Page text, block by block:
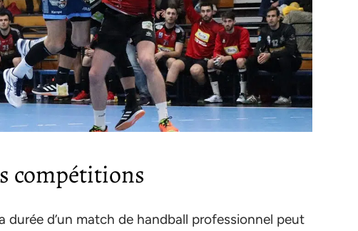
compétitions
d’un match de handball professionnel peut